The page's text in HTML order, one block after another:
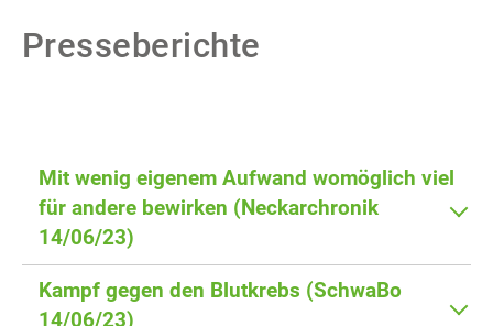
Presseberichte
Mit wenig eigenem Aufwand womöglich viel
für andere bewirken (Neckarchronik
14/06/23)
Kampf gegen den Blutkrebs (SchwaBo
14/06/23)